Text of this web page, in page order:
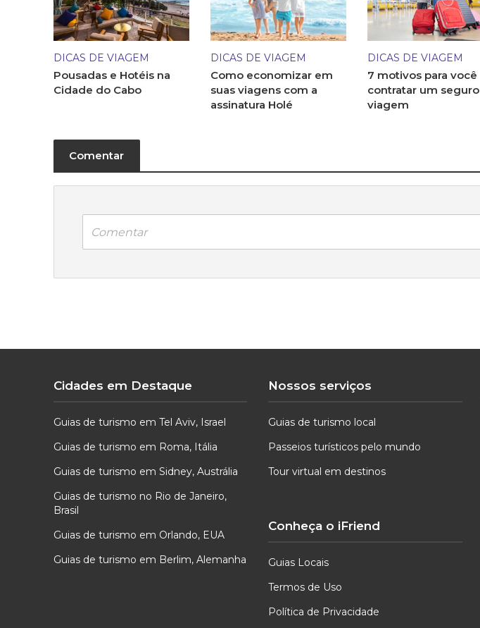
DICAS DE VIAGEM
Pousadas e Hotéis na
Cidade do Cabo
DICAS DE VIAGEM
Como economizar em
suas viagens com a
assinatura Holé
DICAS DE VIAGEM
7 motivos para você
contratar um seguro
viagem
Comentar
Comentar
Cidades em Destaque
Guias de turismo em Tel Aviv, Israel
Guias de turismo em Roma, Itália
Guias de turismo em Sidney, Austrália
Guias de turismo no Rio de Janeiro,
Brasil
Guias de turismo em Orlando, EUA
Guias de turismo em Berlim, Alemanha
Nossos serviços
Guias de turismo local
Passeios turísticos pelo mundo
Tour virtual em destinos
Conheça o iFriend
Guias Locais
Termos de Uso
Política de Privacidade